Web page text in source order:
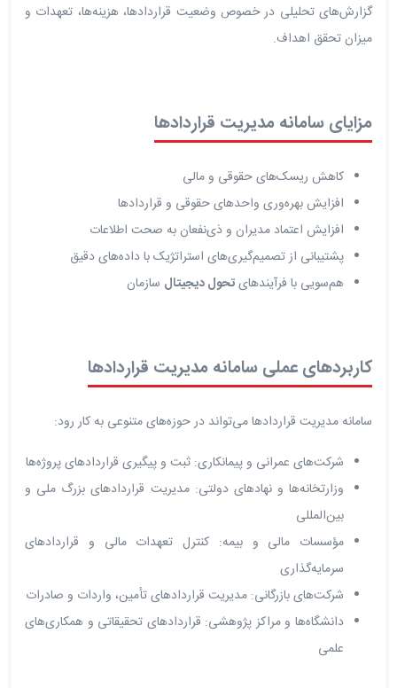
گزارش‌های تحلیلی در خصوص وضعیت قراردادها، هزینه‌ها، تعهدات و
میزان تحقق اهداف.
مزایای سامانه مدیریت قراردادها
کاهش ریسک‌های حقوقی و مالی
افزایش بهره‌وری واحدهای حقوقی و قراردادها
افزایش اعتماد مدیران و ذی‌نفعان به صحت اطلاعات
پشتیبانی از تصمیم‌گیری‌های استراتژیک با داده‌های دقیق
هم‌سویی با فرآیندهایتحول دیجیتال سازمان
کاربردهای عملی سامانه مدیریت قراردادها
سامانه مدیریت قراردادها می‌تواند در حوزه‌های متنوعی به کار رود:
شرکت‌های عمرانی و پیمانکاری: ثبت و پیگیری قراردادهای پروژه‌ها
وزارتخانه‌ها و نهادهای دولتی: مدیریت قراردادهای بزرگ ملی و
بین‌المللی
مؤسسات مالی و بیمه: کنترل تعهدات مالی و قراردادهای
سرمایه‌گذاری
شرکت‌های بازرگانی: مدیریت قراردادهای تأمین، واردات و صادرات
دانشگاه‌ها و مراکز پژوهشی: قراردادهای تحقیقاتی و همکاری‌های
علمی